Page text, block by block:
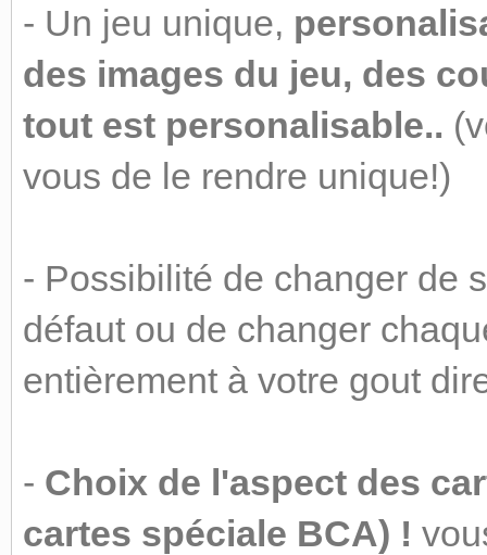
- Un jeu unique,
des images du jeu, des
tout est personalisable..
vous de le rendre unique!)
- Possibilité de changer de
défaut ou de changer
entièrement à votre gout
- Choix de l'aspect des
cartes spéciale BCA) !